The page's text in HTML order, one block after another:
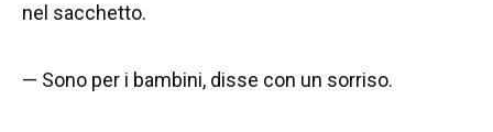
nel sacchetto.
— Sono per i bambini, disse con un sorriso.